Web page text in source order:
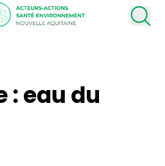
:eau du